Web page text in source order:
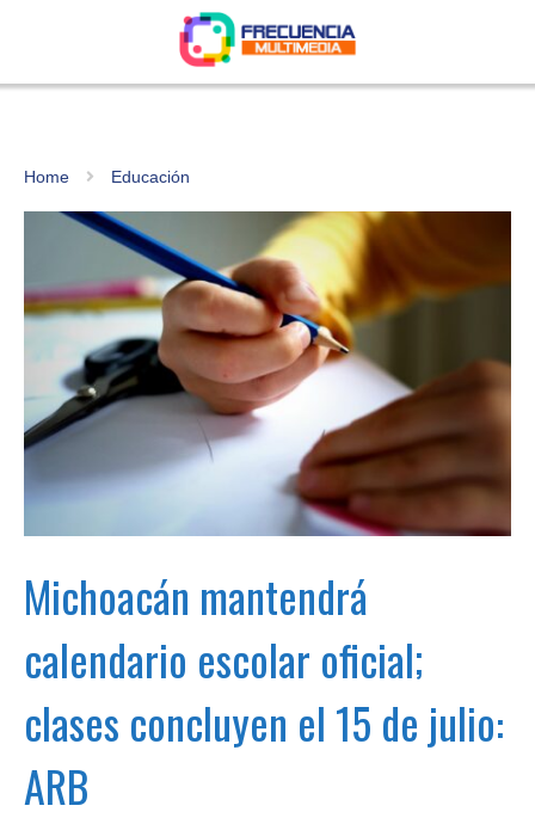
Home Educación
Michoacán mantendrá
calendario escolar oficial;
clases concluyen el 15 de julio:
ARB